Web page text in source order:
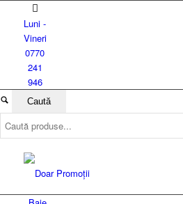
Luni -
Vineri
0770
241
946